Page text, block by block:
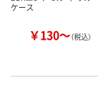
ケース
￥130～（税込）